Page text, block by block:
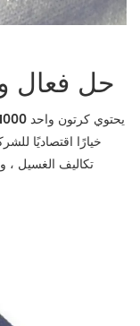
حل فعال
يحتوي كرتون واحد1000 قطعة من صفائح رأس الورق
خيارًا اقتصاديًا
تكاليف الغسيل ،